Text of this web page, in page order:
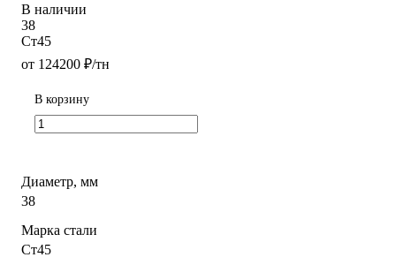
В наличии
38
Ст45
от 124200 ₽/тн
В корзину
Диаметр, мм
38
Марка стали
Ст45